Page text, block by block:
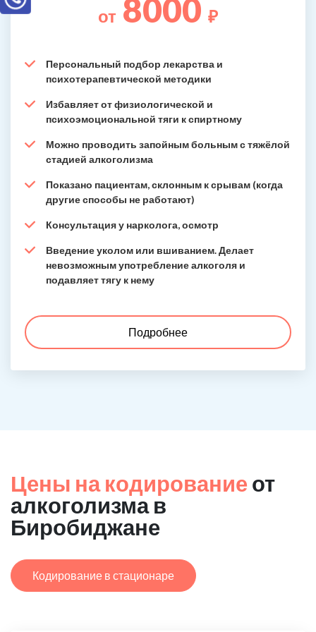
от 8000 ₽
Персональный подбор лекарства и
психотерапевтической методики
Избавляет от физиологической и
психоэмоциональной тяги к спиртному
Можно проводить запойным больным с тяжёлой
стадией алкоголизма
Показано пациентам, склонным к срывам (когда
другие способы не работают)
Консультация у нарколога, осмотр
Введение уколом или вшиванием. Делает
невозможным употребление алкоголя и
подавляет тягу к нему
Подробнее
Цены на кодирование от
алкоголизма в
Биробиджане
Кодирование в стационаре